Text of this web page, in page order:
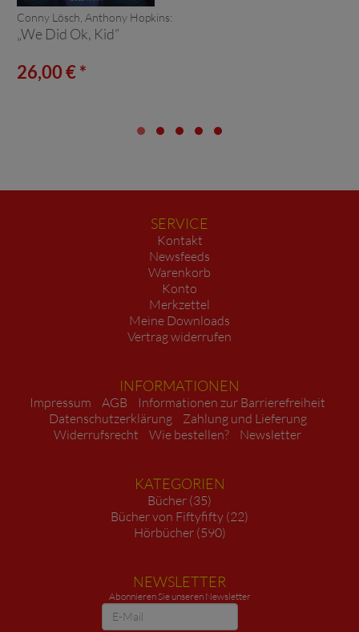
Conny Lösch, Anthony Hopkins:
„We Did Ok, Kid”
26,00 € *
SERVICE
Kontakt
Newsfeeds
Warenkorb
Konto
Merkzettel
Meine Downloads
Vertrag widerrufen
INFORMATIONEN
Impressum AGB
Informationen zur Barrierefreiheit
Datenschutzerklärung
Zahlung und Lieferung
Widerrufsrecht
Wie bestellen? Newsletter
KATEGORIEN
Bücher (35)
Bücher von Fiftyfifty (22)
Hörbücher (590)
NEWSLETTER
Abonnieren Sie unseren Newsletter
Newsletter